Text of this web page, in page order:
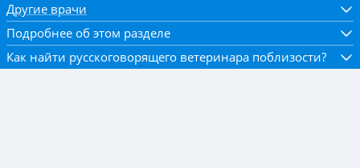
Другие врачи
Подробнее об этом разделе
Как найти русскоговорящего ветеринара поблизости?